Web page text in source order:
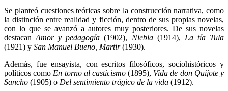
Se planteó cuestiones teóricas sobre la construcción narrativa, como
la distinción entre realidad y ficción, dentro de sus propias novelas,
con lo que se avanzó a autores muy posteriores. De sus novelas
destacanAmor y pedagogía (1902), Niebla(1914), La tía Tula
(1921) y San Manuel Bueno, Martir(1930).
Además, fue ensayista, con escritos filosóficos, sociohistóricos y
políticos como En torno al casticismo(1895), Vida de don Quijote y
Sancho (1905) o Del sentimiento trágico de la vida (1912).